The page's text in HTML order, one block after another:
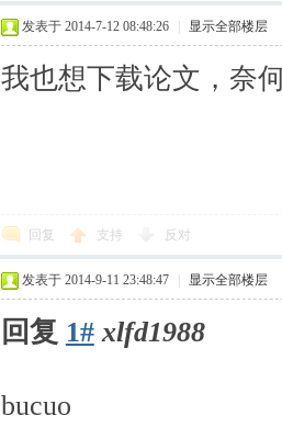
发表于 2014-7-12 08:48:26 显示全部楼层
我也想下载论文，奈
回复 支持 反对
发表于 2014-9-11 23:48:47 显示全部楼层
回复 1# xlfd1988
bucuo